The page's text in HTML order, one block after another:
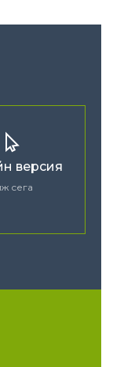
версия
сега